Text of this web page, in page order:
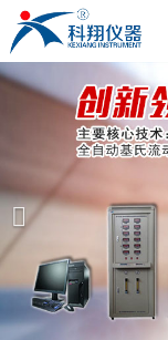
在线购
在线购买世界杯网
产品展示
焦炭高温性能检测系统
焦化行业检测及优化
球团矿/烧结矿/块矿
公司简介
在线购买世界杯网站
企业业绩